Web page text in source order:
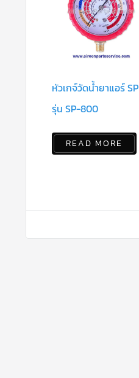
หัวเกจ์วัดน้ำยาแอร์ SP
รุ่น SP-800
READ MORE